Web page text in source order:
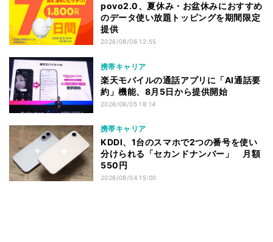
povo2.0、夏休み・お盆休みにおすすめ
のデータ使い放題トッピングを期間限定
提供
2026/08/06 12:55
携帯キャリア
楽天モバイルの通話アプリに「AI通話要
約」機能、8月5日から提供開始
2026/08/05 18:14
携帯キャリア
KDDI、1台のスマホで2つの番号を使い
分けられる「セカンドナンバー」 月額
550円
2026/08/04 15:00